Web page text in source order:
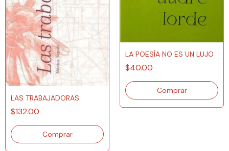
LAS TRABAJADORAS
$132.00
LA POESÍA NO ES UN LUJO
$40.00